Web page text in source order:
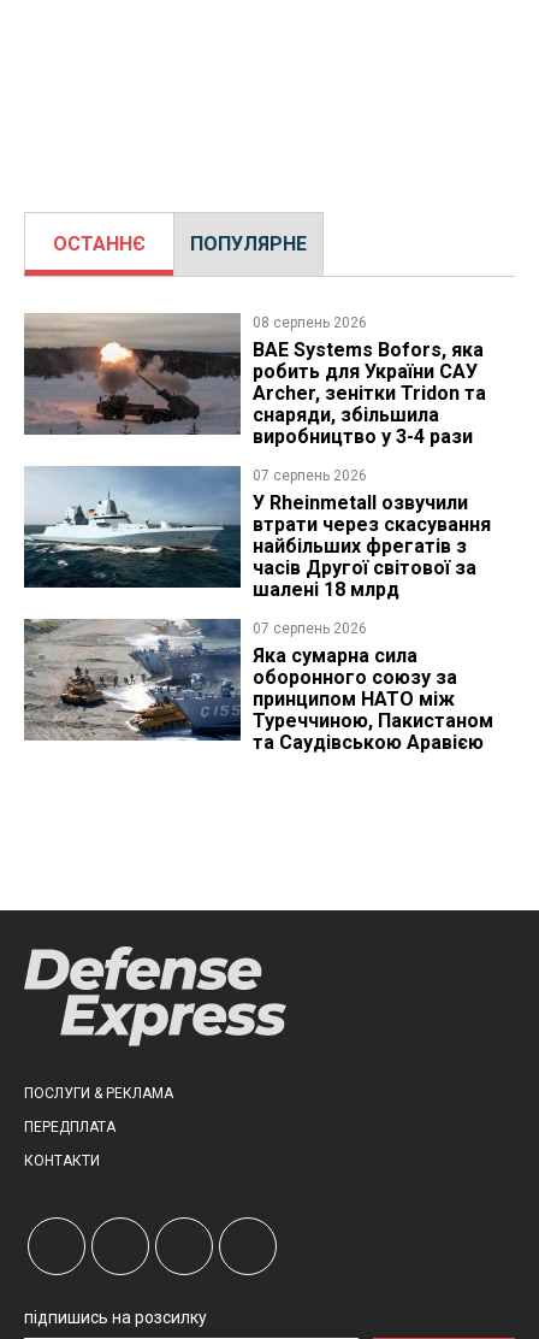
ОСТАННЄ ПОПУЛЯРНЕ
08 серпень 2026
BAE Systems Bofors, яка
робить для України САУ
Archer, зенітки Tridon та
снаряди, збільшила
виробництво у 3-4 рази
07 серпень 2026
У Rheinmetall озвучили
втрати через скасування
найбільших фрегатів з
часів Другої світової за
шалені 18 млрд
07 серпень 2026
Яка сумарна сила
оборонного союзу за
принципом НАТО між
Туреччиною, Пакистаном
та Саудівською Аравією
ПОСЛУГИ & РЕКЛАМА
ПЕРЕДПЛАТА
КОНТАКТИ
підпишись на розсилку